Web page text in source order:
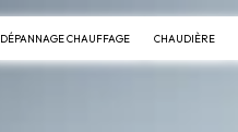
DÉPANNAGE CHAUFFAGE CHAUDIÈRE